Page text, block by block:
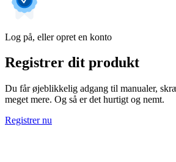
Log på, eller opret en konto
Registrer dit produkt
Du får øjeblikkelig adgang til manualer,
meget mere. Og så er det hurtigt og nemt.
Registrer nu